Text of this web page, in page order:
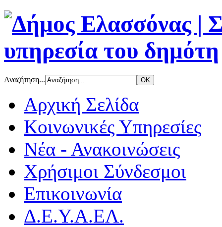
Αναζήτηση...
Αρχική Σελίδα
Κοινωνικές Υπηρεσίες
Νέα - Ανακοινώσεις
Χρήσιμοι Σύνδεσμοι
Επικοινωνία
Δ.Ε.Υ.Α.ΕΛ.